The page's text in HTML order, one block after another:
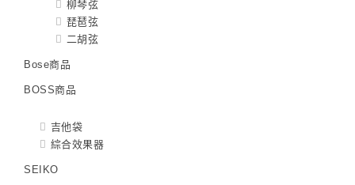
柳琴弦
琵琶弦
二胡弦
Bose商品
BOSS商品
吉他袋
綜合效果器
SEIKO